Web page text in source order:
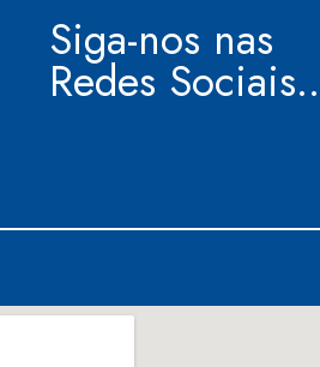
Siga-nos nas
Redes